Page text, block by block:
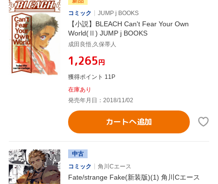
コミック
JUMP j BOOKS
【小説】BLEACH Can't Fear Your Own
World(Ⅱ) JUMP j BOOKS
成田良悟,久保帯人
¥1,265円
獲得ポイント 11P
在庫あり
発売年月日：2018/11/02
カートへ追加
中古
コミック
角川Cエース
Fate/strange Fake(新装版)(1) 角川Cエース